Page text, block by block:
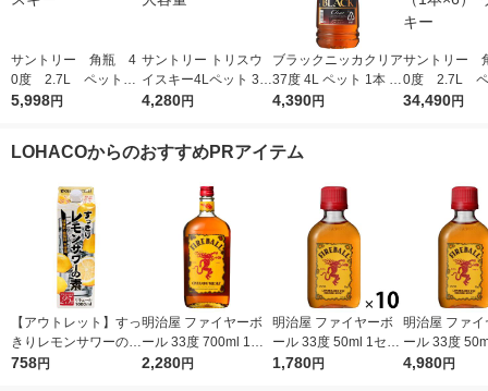
サントリー 角瓶 4
0度 2.7L ペット
1本 ウイスキー
5,998円
サントリー トリスウ
イスキー4Lペット 37
度 業務用 大容量
4,280円
ブラックニッカクリア
37度 4L ペット 1本 ニ
ッカ ウイスキー
4,390円
サントリー
0度 2.7L
1セット（1本
34,490円
LOHACOからのおすすめPRアイテム
【アウトレット】すっ
きりレモンサワーの素
25度 1L 1本 東亜酒
758円
明治屋 ファイヤーボ
ール 33度 700ml 1本
リキュール 甘辛いシ
2,280円
明治屋 ファイヤーボ
ール 33度 50ml 1セッ
ト（10本） リキュー
1,780円
明治屋 ファイ
ール 33度
ト（30本）
4,980円